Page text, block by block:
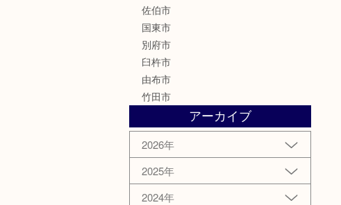
佐伯市
国東市
別府市
臼杵市
由布市
竹田市
アーカイブ
2026年
2025年
2024年